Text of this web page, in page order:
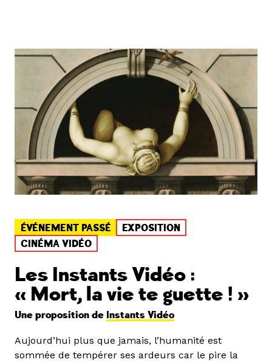
ÉVÉNEMENT PASSÉ
EXPOSITION
CINÉMA VIDÉO
Les Instants Vidéo :
« Mort, la vie te guette ! »
Une proposition de Instants Vidéo
Aujourd’hui plus que jamais, l’humanité est
sommée de tempérer ses ardeurs car le pire la